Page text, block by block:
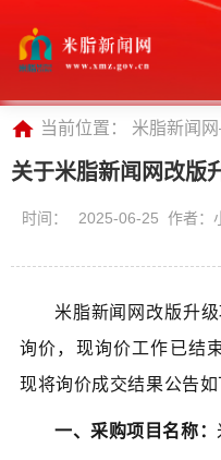
当前位置： 米脂新闻
关于米脂新闻网改版
时间： 2025-06-25 作者：
米脂新闻网改版升
询价，现询价工作已结
现将询价成交结果公告如
一、采购项目名称：